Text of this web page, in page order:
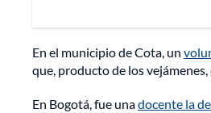
En el municipio de Cota, un
que, producto de los
En Bogotá, fue unadocente la